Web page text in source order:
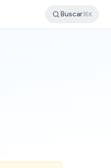
Buscar⌘K